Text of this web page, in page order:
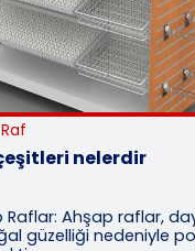
Çelik raf nedir.
Çelik raf sistemleri,
endüstride yaygın